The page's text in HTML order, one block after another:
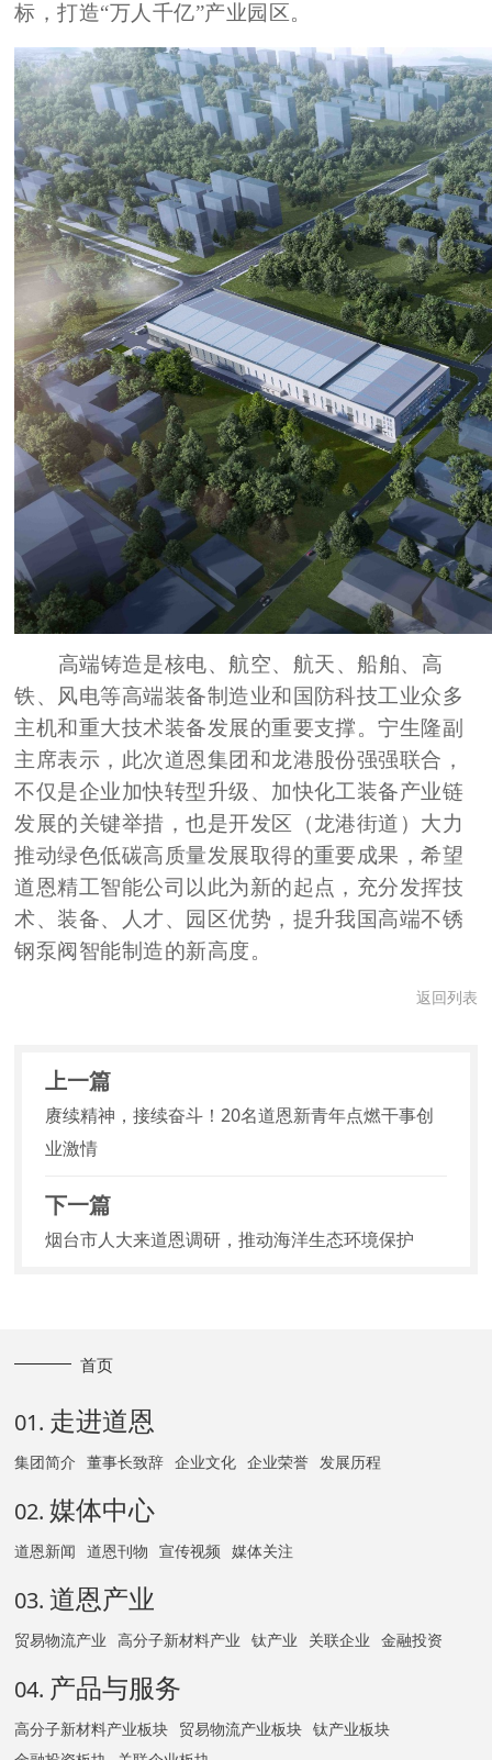
标，打造“万人千亿”产业园区。
高端铸造是核电、航空、航天、船舶、高
铁、风电等高端装备制造业和国防科技工业众多
主机和重大技术装备发展的重要支撑。宁生隆副
主席表示，此次道恩集团和龙港股份强强联合，
不仅是企业加快转型升级、加快化工装备产业链
发展的关键举措，也是开发区（龙港街道）大力
推动绿色低碳高质量发展取得的重要成果，希望
道恩精工智能公司以此为新的起点，充分发挥技
术、装备、人才、园区优势，提升我国高端不锈
钢泵阀智能制造的新高度。
返回列表
上一篇
赓续精神，接续奋斗！20名道恩新青年点燃干事创
业激情
下一篇
烟台市人大来道恩调研，推动海洋生态环境保护
首页
01. 走进道恩
集团简介 董事长致辞 企业文化 企业荣誉 发展历程
02.媒体中心
道恩新闻 道恩刊物 宣传视频 媒体关注
03.道恩产业
贸易物流产业 高分子新材料产业 钛产业 关联企业 金融投资
04. 产品与服务
高分子新材料产业板块 贸易物流产业板块 钛产业板块